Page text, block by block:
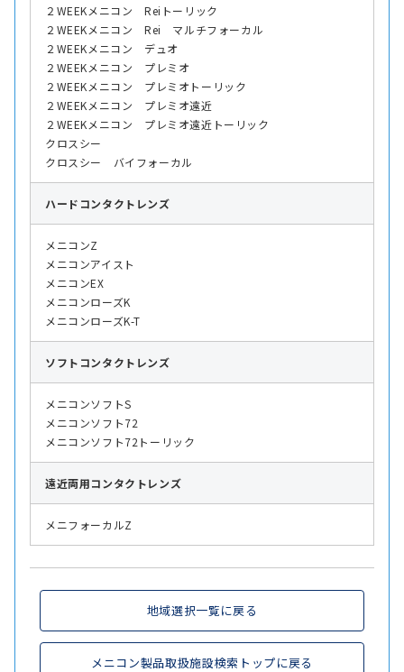
２WEEKメニコン Reiトーリック
２WEEKメニコン Rei マルチフォーカル
２WEEKメニコン デュオ
２WEEKメニコン プレミオ
２WEEKメニコン プレミオトーリック
２WEEKメニコン プレミオ遠近
２WEEKメニコン プレミオ遠近トーリック
クロスシー
クロスシー バイフォーカル
ハード コンタクトレンズ
メニコンZ
メニコンアイスト
メニコンEX
メニコンローズK
メニコンローズK-T
ソフト コンタクトレンズ
メニコンソフトS
メニコンソフト72
メニコンソフト72トーリック
遠近両用コンタクトレンズ
メニフォーカルZ
地域選択一覧に戻る
メニコン製品取扱施設検索トップに戻る